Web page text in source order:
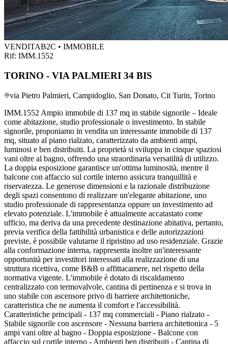
VENDITAB2C • IMMOBILE
Rif: IMM.1552
TORINO - VIA PALMIERI 34 BIS
via Pietro Palmieri, Campidoglio, San Donato, Cit Turin, Torino
IMM.1552 Ampio immobile di 137 mq in stabile signorile – Ideale
come abitazione, studio professionale o investimento. In stabile
signorile, proponiamo in vendita un interessante immobile di 137
mq, situato al piano rialzato, caratterizzato da ambienti ampi,
luminosi e ben distribuiti. La proprietà si sviluppa in cinque spaziosi
vani oltre al bagno, offrendo una straordinaria versatilità di utilizzo.
La doppia esposizione garantisce un'ottima luminosità, mentre il
balcone con affaccio sul cortile interno assicura tranquillità e
riservatezza. Le generose dimensioni e la razionale distribuzione
degli spazi consentono di realizzare un'elegante abitazione, uno
studio professionale di rappresentanza oppure un investimento ad
elevato potenziale. L'immobile è attualmente accatastato come
ufficio, ma deriva da una precedente destinazione abitativa, pertanto,
previa verifica della fattibilità urbanistica e delle autorizzazioni
previste, è possibile valutarne il ripristino ad uso residenziale. Grazie
alla conformazione interna, rappresenta inoltre un'interessante
opportunità per investitori interessati alla realizzazione di una
struttura ricettiva, come B&B o affittacamere, nel rispetto della
normativa vigente. L'immobile è dotato di riscaldamento
centralizzato con termovalvole, cantina di pertinenza e si trova in
uno stabile con ascensore privo di barriere architettoniche,
caratteristica che ne aumenta il comfort e l'accessibilità.
Caratteristiche principali - 137 mq commerciali - Piano rialzato -
Stabile signorile con ascensore - Nessuna barriera architettonica - 5
ampi vani oltre al bagno - Doppia esposizione - Balcone con
affaccio sul cortile interno - Ambienti ben distribuiti - Cantina di